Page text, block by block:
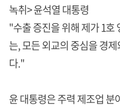
녹취> 윤석열 대통령
"수출 증진을 위해 제가 1
는, 모든 외교의 중심을 경
다."
윤 대통령은 주력 제조업